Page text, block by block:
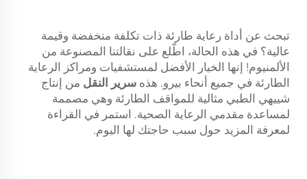
تبحث عن أداة رعاية طارئة ذات تكلفة منخفضة وقيمة
عالية؟ في هذه الحالة، اطّلع على نقالتنا المصنوعة من
الألمنيوم! إنها الخيار الأفضل لمستشفيات ومراكز الرعاية
الطارئة في جميع أنحاء بيرو. هذه سرير النقل من إنتاج
شييهي الطبي مثالية للمواقف الطارئة وهي مصممة
لمساعدة مقدمي الرعاية الصحية. استمر في القراءة
لمعرفة المزيد حول سبب حاجتك لها اليوم.